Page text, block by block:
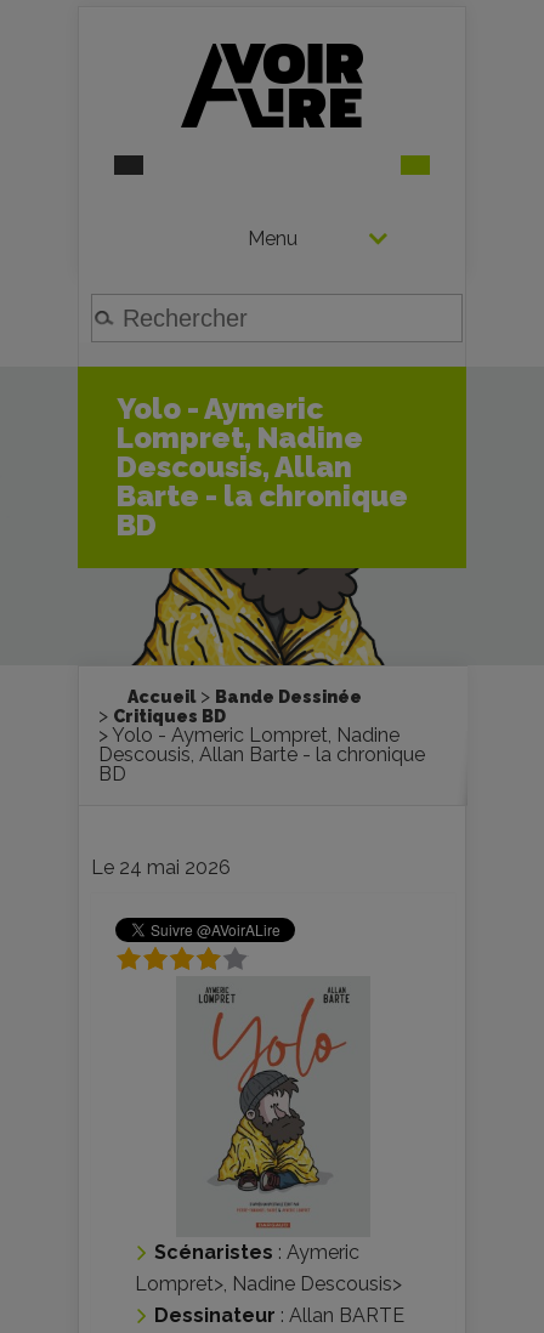
Menu
Yolo - Aymeric
Lompret, Nadine
Descousis, Allan
Barte - la chronique
BD
Accueil
Bande Dessinée
Critiques BD
Yolo - Aymeric Lompret, Nadine
Descousis, Allan Barte - la chronique
BD
Le 24 mai 2026
Scénaristes : Aymeric
Lompret>, Nadine Descousis>
Dessinateur : Allan BARTE